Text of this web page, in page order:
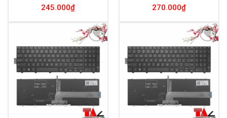
245.000₫
270.000₫
Add to
Wishlist
Add to
Wishlist